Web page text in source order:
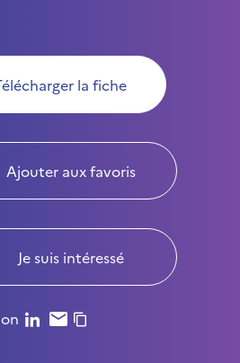
la fiche
Ajouter aux favoris
Je suis intéressé